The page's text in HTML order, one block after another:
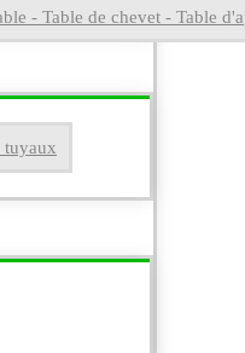
- Table de chevet - Table
tuyaux